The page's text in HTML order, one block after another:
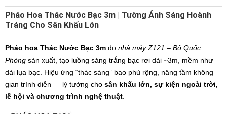
Pháo Hoa Thác Nước Bạc 3m | Tường Ánh Sáng Hoành
Tráng Cho Sân Khấu Lớn
Pháo hoa Thác Nước Bạc 3m do nhà máy Z121 – Bộ Quốc
Phòng sản xuất, tạo luồng sáng trắng bạc rơi dài ~3m, mềm như
dải lụa bạc. Hiệu ứng “thác sáng” bao phủ rộng, nâng tầm không
gian trình diễn — lý tưởng cho sân khấu lớn, sự kiện ngoài trời,
lễ hội và chương trình nghệ thuật